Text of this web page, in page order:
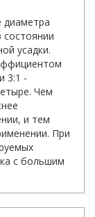
состоянии
усадки.
3:1 -
Чем
и тем
При
с большим